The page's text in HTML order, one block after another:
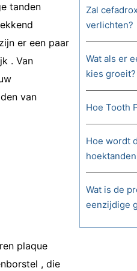
tanden
er een paar
. Van
van
plaque
, die
Zal
verlichten?
Wat als er
kies groeit?
Hoe Tooth
Hoe wordt
Wat is de
eenzijdige